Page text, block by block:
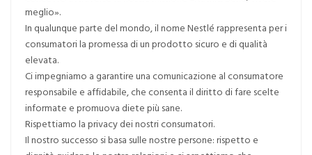
meglio».
In qualunque parte del mondo, il nome Nestlé rappresenta per i
consumatori la promessa di un prodotto sicuro e di qualità
elevata.
Ci impegniamo a garantire una comunicazione al consumatore
responsabile e affidabile, che consenta il diritto di fare scelte
informate e promuova diete più sane.
Rispettiamo la privacy dei nostri consumatori.
Il nostro successo si basa sulle nostre persone: rispetto e